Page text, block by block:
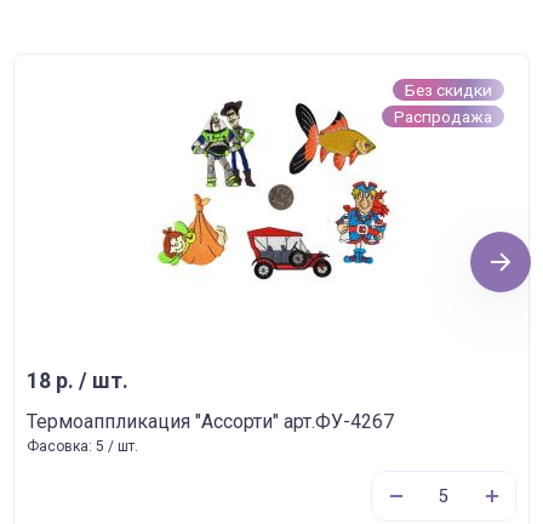
Без скидки
Распродажа
18 р. / шт.
Термоаппликация "Ассорти" арт.ФУ-4267
Фасовка: 5 / шт.
Next